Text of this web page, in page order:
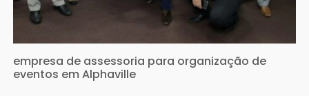
empresa de assessoria para organização de
eventos em Alphaville